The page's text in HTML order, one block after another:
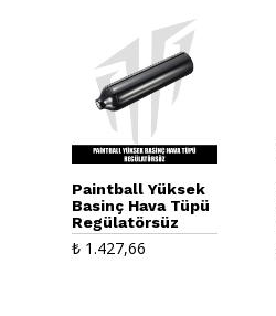
Paintball Yüksek
Basinç Hava Tüpü
Regülatörsüz
₺1.427,66